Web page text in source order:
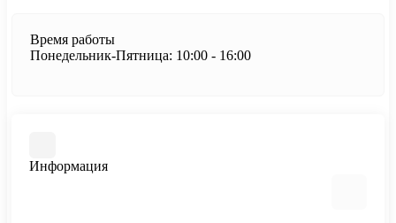
Время работы
Понедельник-Пятница: 10:00 - 16:00
Информация